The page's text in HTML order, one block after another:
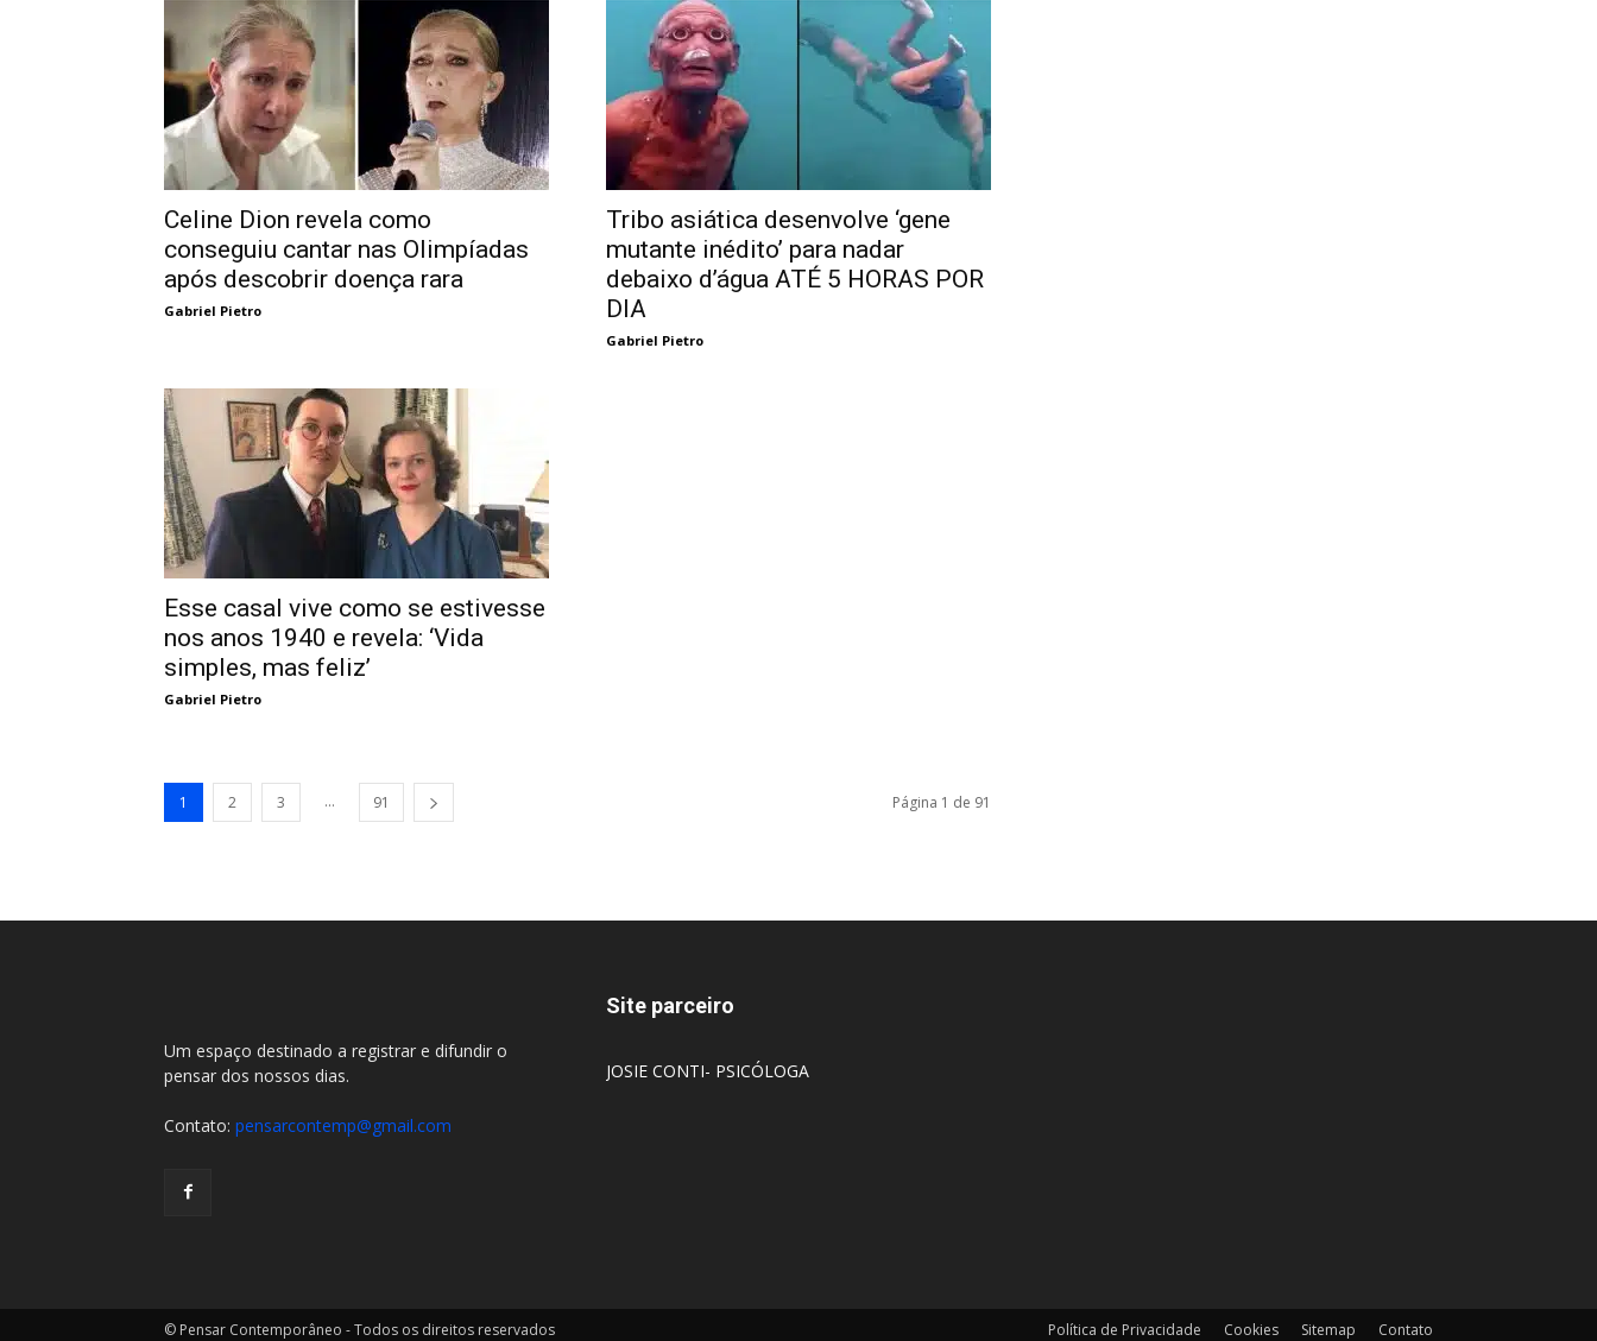
Celine Dion revela como
conseguiu cantar nas Olimpíadas
após descobrir doença rara
Gabriel Pietro
Tribo asiática desenvolve ‘gene
mutante inédito’ para nadar
debaixo d’água ATÉ 5 HORAS POR
DIA
Gabriel Pietro
Esse casal vive como se estivesse
nos anos 1940 e revela: ‘Vida
simples, mas feliz’
Gabriel Pietro
1 2 3 ... 91 Página 1 de 91
Um espaço destinado a registrar e difundir o
pensar dos nossos dias.
Contato: pensarcontemp@gmail.com
Site parceiro
JOSIE CONTI- PSICÓLOGA
Política de Privacidade Cookies Sitemap Contato
© Pensar Contemporâneo - Todos os direitos reservados